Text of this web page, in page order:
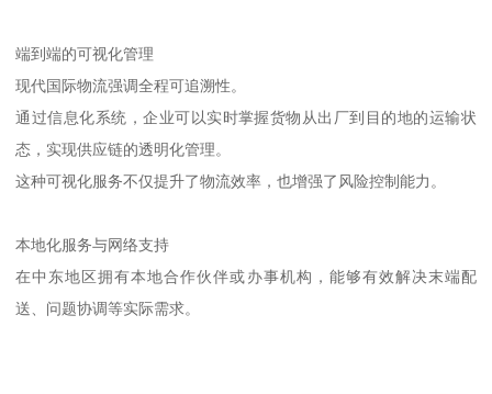
端到端的可视化管理
现代国际物流强调全程可追溯性。
通过信息化系统，企业可以实时掌握货物从出厂到目的地的运输状
态，实现供应链的透明化管理。
这种可视化服务不仅提升了物流效率，也增强了风险控制能力。
本地化服务与网络支持
在中东地区拥有本地合作伙伴或办事机构，能够有效解决末端配
送、问题协调等实际需求。